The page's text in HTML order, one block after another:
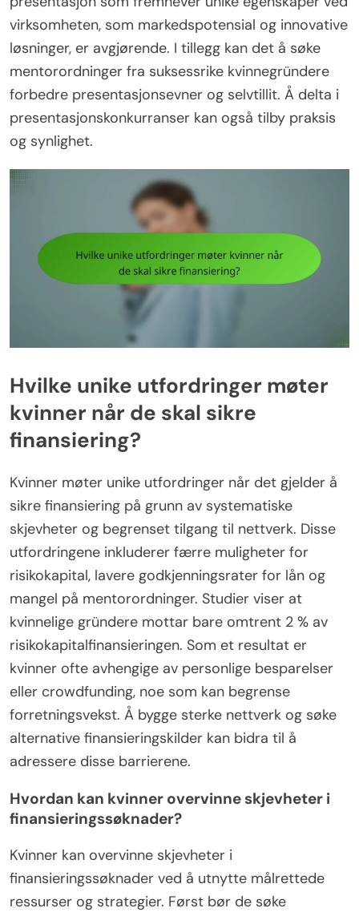
virksomheten, som markedspotensial og innovative
løsninger, er avgjørende. I tillegg kan det å søke
mentorordninger fra suksessrike kvinnegründere
forbedre presentasjonsevner og selvtillit. Å delta i
presentasjonskonkurranser kan også tilby praksis
og synlighet.
Hvilke unike utfordringer møter
kvinner når de skal sikre
finansiering?
Kvinner møter unike utfordringer når det gjelder å
sikre finansiering på grunn av systematiske
skjevheter og begrenset tilgang til nettverk. Disse
utfordringene inkluderer færre muligheter for
risikokapital, lavere godkjenningsrater for lån og
mangel på mentorordninger. Studier viser at
kvinnelige gründere mottar bare omtrent 2 % av
risikokapitalfinansieringen. Som et resultat er
kvinner ofte avhengige av personlige besparelser
eller crowdfunding, noe som kan begrense
forretningsvekst. Å bygge sterke nettverk og søke
alternative finansieringskilder kan bidra til å
adressere disse barrierene.
Hvordan kan kvinner overvinne skjevheter i
finansieringssøknader?
Kvinner kan overvinne skjevheter i
finansieringssøknader ved å utnytte målrettede
ressurser og strategier. Først bør de søke